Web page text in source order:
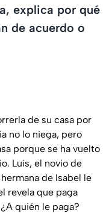
explica por qué
de acuerdo o
de su casa por
no lo niega, pero
porque se ha vuelto
Luis, el novio de
de Isabel le
revela que paga
quién le paga?